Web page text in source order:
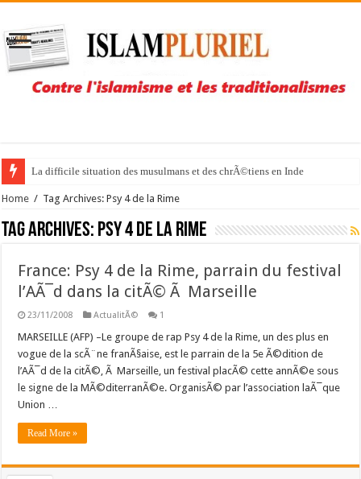
La difficile situation des musulmans et des chrÃ©tiens en Inde
Home / Tag Archives: Psy 4 de la Rime
Tag Archives: Psy 4 de la Rime
France: Psy 4 de la Rime, parrain du festival
l’AÃ¯d dans la citÃ© Ã Marseille
23/11/2008 ActualitÃ© 1
MARSEILLE (AFP) –Le groupe de rap Psy 4 de la Rime, un des plus en
vogue de la scÃ¨ne franÃ§aise, est le parrain de la 5e Ã©dition de
l’AÃ¯d de la citÃ©, Ã Marseille, un festival placÃ© cette annÃ©e sous
le signe de la MÃ©diterranÃ©e. OrganisÃ© par l’association laÃ¯que
Union …
Read More »